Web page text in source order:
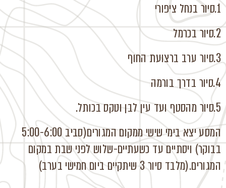
1.סיור בנחל ציפורי
2.סיור בכרמל
3.סיור ערב ברצועת החוף
4.סיור בדרך בורמה
5.סיור מהסטף ועד עין לבן וטקס בכותל.
המסע יצא בימי שישי ממקום המגורים(סביב 5:00-6:00
בבוקר) ויסתיים עד כשעתיים-שלוש לפני שבת במקום
המגורים.(מלבד סיור 3 שיתקיים ביום חמישי בערב)